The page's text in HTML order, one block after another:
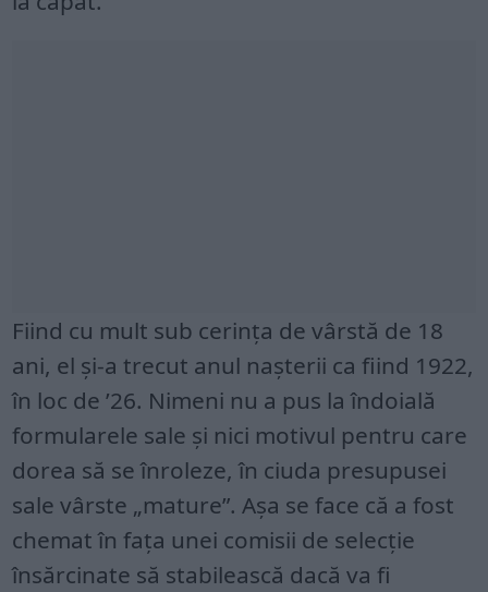
Fiind cu mult sub cerința de vârstă de 18
ani, el și-a trecut anul nașterii ca fiind 1922,
în loc de ’26. Nimeni nu a pus la îndoială
formularele sale și nici motivul pentru care
dorea să se înroleze, în ciuda presupusei
sale vârste „mature”. Așa se face că a fost
chemat în fața unei comisii de selecție
însărcinate să stabilească dacă va fi